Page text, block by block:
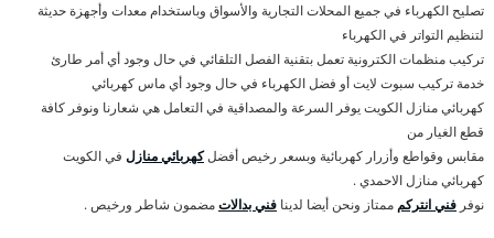
تصليح الكهرباء في جميع المحلات التجارية والأسواق وباستخدام معدات وأجهزة حديثة
لتنظيم التواتر في الكهرباء
تركيب منظمات الكترونية تعمل بتقنية الفصل التلقائي في حال وجود أي أمر طارئ
خدمة تركيب سبوت لايت أو فضل الكهرباء في حال وجود أي ماس كهربائي
كهربائي منازل الكويت يوفر السرعة والمصداقية في التعامل هي شعارنا ونوفر كافة
قطع الغيار من
مقابس وقواطع وأزرار كهربائية وبسعر رخيص أفضلكهربائي منازل في الكويت
كهربائي منازل الاحمدي .
نوفر فني انتركم ممتاز ونحن أيضا لدينا فني بدالاتمضمون شاطر ورخيص .